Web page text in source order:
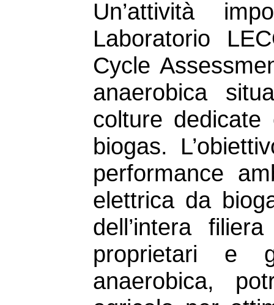
Un’attività
Laboratorio
Cycle
anaerobica
colture
biogas.
performance
elettrica da
dell’intera
proprietari e
anaerobica,